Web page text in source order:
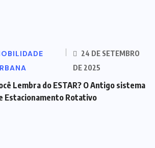
24 DE SETEMBRO
DE 2025
Lembra do ESTAR? O Antigo sistema
Estacionamento Rotativo